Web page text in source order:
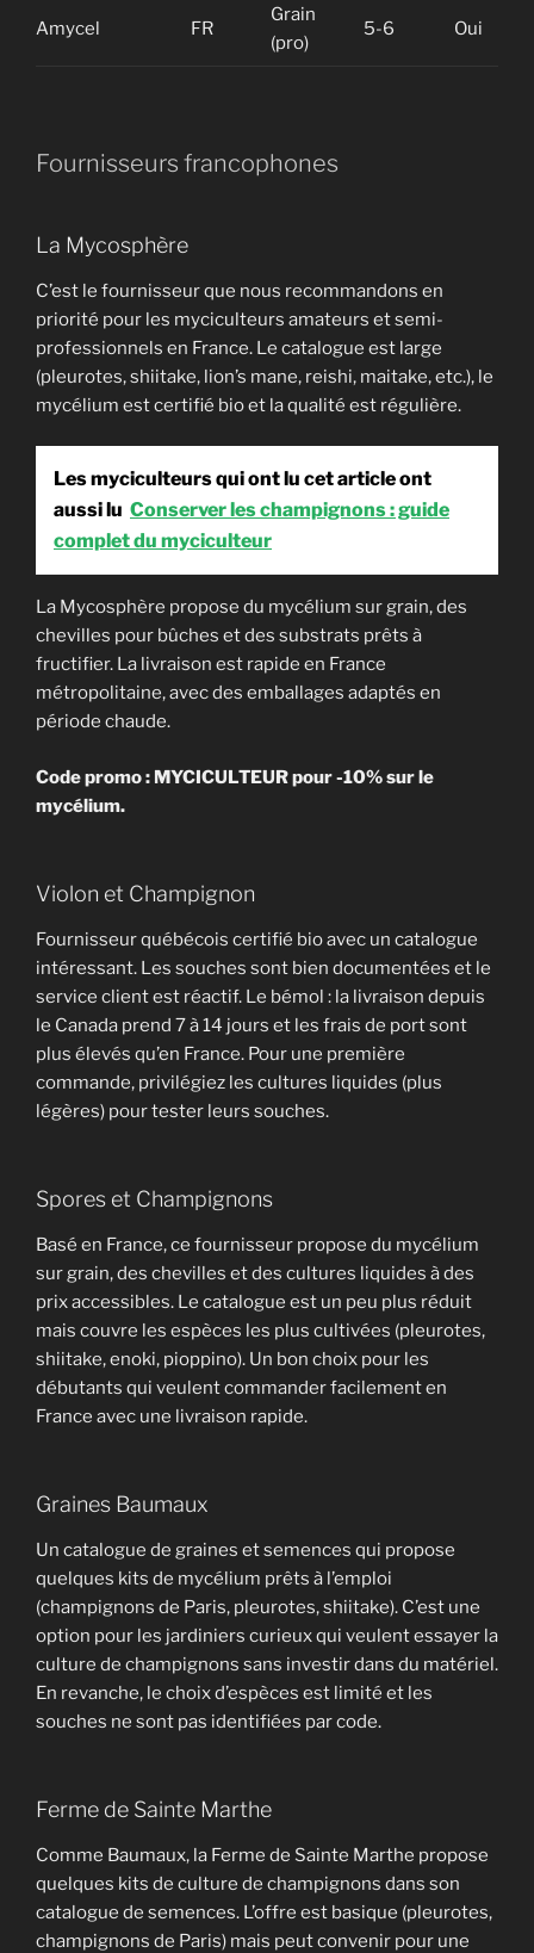
Amycel FR
Grain
(pro)
5-6 Oui
Fournisseurs francophones
La Mycosphère
C’est le fournisseur que nous recommandons en
priorité pour les myciculteurs amateurs et semi-
professionnels en France. Le catalogue est large
(pleurotes, shiitake, lion’s mane, reishi, maitake, etc.), le
mycélium est certifié bio et la qualité est régulière.
Les myciculteurs qui ont lu cet article ont
aussi lu Conserver les champignons : guide
complet du myciculteur
La Mycosphère propose du mycélium sur grain, des
chevilles pour bûches et des substrats prêts à
fructifier. La livraison est rapide en France
métropolitaine, avec des emballages adaptés en
période chaude.
Code promo : MYCICULTEUR pour -10% sur le
mycélium.
Violon et Champignon
Fournisseur québécois certifié bio avec un catalogue
intéressant. Les souches sont bien documentées et le
service client est réactif. Le bémol : la livraison depuis
le Canada prend 7 à 14 jours et les frais de port sont
plus élevés qu’en France. Pour une première
commande, privilégiez les cultures liquides (plus
légères) pour tester leurs souches.
Spores et Champignons
Basé en France, ce fournisseur propose du mycélium
sur grain, des chevilles et des cultures liquides à des
prix accessibles. Le catalogue est un peu plus réduit
mais couvre les espèces les plus cultivées (pleurotes,
shiitake, enoki, pioppino). Un bon choix pour les
débutants qui veulent commander facilement en
France avec une livraison rapide.
Graines Baumaux
Un catalogue de graines et semences qui propose
quelques kits de mycélium prêts à l’emploi
(champignons de Paris, pleurotes, shiitake). C’est une
option pour les jardiniers curieux qui veulent essayer la
culture de champignons sans investir dans du matériel.
En revanche, le choix d’espèces est limité et les
souches ne sont pas identifiées par code.
Ferme de Sainte Marthe
Comme Baumaux, la Ferme de Sainte Marthe propose
quelques kits de culture de champignons dans son
catalogue de semences. L’offre est basique (pleurotes,
champignons de Paris) mais peut convenir pour une